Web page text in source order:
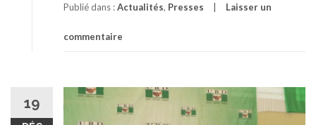
Publié dans :Actualités, Presses Laisser un
commentaire
19